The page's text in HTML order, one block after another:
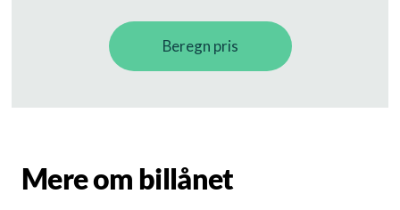
Mere om billånet